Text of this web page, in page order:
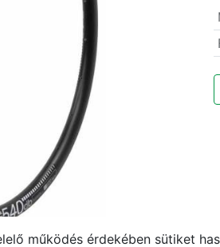
működés érdekében sütiket